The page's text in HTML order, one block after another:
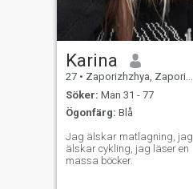
Karina
27 • Zaporizhzhya, Zaporizhzhya, Ukraina
Söker: Man 31 - 77
Ögonfärg: Blå
Jag älskar matlagning, jag
älskar cykling, jag läser en
massa böcker.